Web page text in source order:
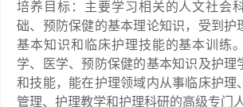
培养目标：主要学习相关的人文社会
础、预防保健的基本理论知识，受到护
基本知识和临床护理技能的基本训练
学、医学、预防保健的基本知识及护理
和技能，能在护理领域内从事临床护理
管理、护理教学和护理科研的高级专门人